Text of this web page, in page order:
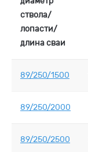
ствола/
лопасти/
длина сваи
89/250/1500
89/250/2000
89/250/2500